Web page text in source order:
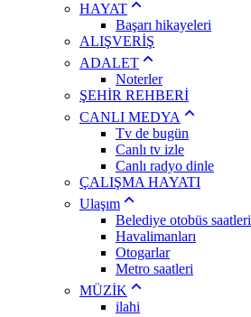
HAYAT
Başarı hikayeleri
ALIŞVERİŞ
ADALET
Noterler
ŞEHİR REHBERİ
CANLI MEDYA
Tv de bugün
Canlı tv izle
Canlı radyo dinle
ÇALIŞMA HAYATI
Ulaşım
Belediye otobüs saatleri
Havalimanları
Otogarlar
Metro saatleri
MÜZİK
ilahi